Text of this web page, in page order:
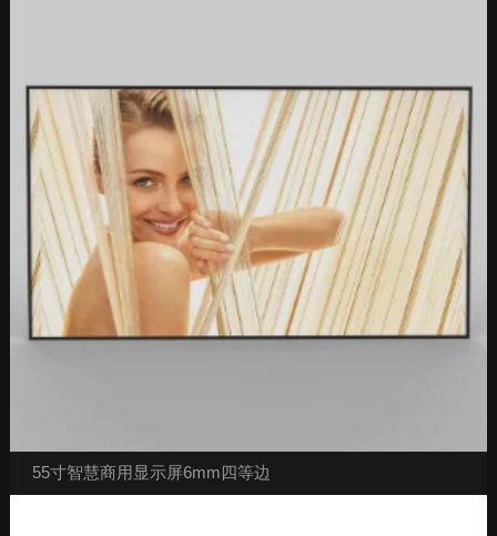
55寸智慧商用显示屏6mm四等边